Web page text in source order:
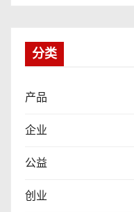
分类
产品
企业
公益
创业